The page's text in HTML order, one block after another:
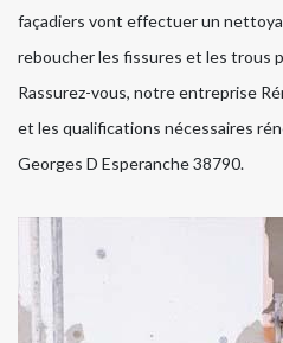
façadiers vont effectuer un
reboucher les fissures et les trous
Rassurez-vous, notre entreprise
et les qualifications nécessaires
Georges D Esperanche 38790.